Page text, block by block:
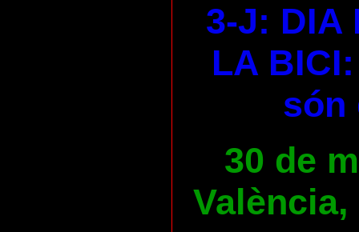
3-J: DIA
LA
són
30 de
València,